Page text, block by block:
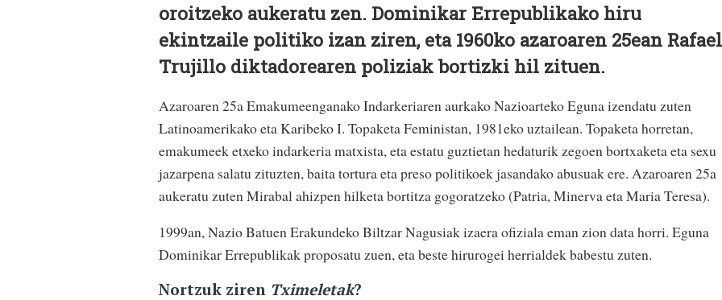
oroitzeko aukeratu zen. Dominikar Errepublikako hiru
ekintzaile politiko izan ziren, eta 1960ko azaroaren 25ean Rafael
Trujillo diktadorearen poliziak bortizki hil zituen.
Azaroaren 25a Emakumeenganako Indarkeriaren aurkako Nazioarteko Eguna izendatu zuten
Latinoamerikako eta Karibeko I. Topaketa Feministan, 1981eko uztailean. Topaketa horretan,
emakumeek etxeko indarkeria matxista, eta estatu guztietan hedaturik zegoen bortxaketa eta sexu
jazarpena salatu zituzten, baita tortura eta preso politikoek jasandako abusuak ere. Azaroaren 25a
aukeratu zuten Mirabal ahizpen hilketa bortitza gogoratzeko (Patria, Minerva eta Maria Teresa).
1999an, Nazio Batuen Erakundeko Biltzar Nagusiak izaera ofiziala eman zion data horri. Eguna
Dominikar Errepublikak proposatu zuen, eta beste hirurogei herrialdek babestu zuten.
Nortzuk ziren Tximeletak?